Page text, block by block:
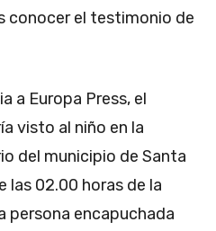
conocer el testimonio de
a Europa Press, el
visto al niño en la
del municipio de Santa
las 02.00 horas de la
persona encapuchada